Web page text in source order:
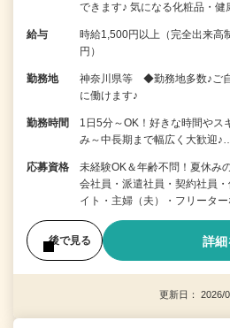
できます♪ 気になる化粧品・
給与
時給1,500円以上（完全出来高
円）
勤務地
神奈川県等 ◆勤務地多数♪ご
に働けます♪
勤務時間
1日5分～OK！好きな時間や
み～中長期まで幅広く大歓迎
応募資格
未経験OK＆年齢不問！夏休み
会社員・派遣社員・契約社員
イト・主婦（夫）・フリータ
後で見る 詳細
更新日：